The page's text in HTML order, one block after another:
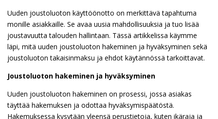
Uuden joustoluoton käyttöönotto on merkittävä tapahtuma
monille asiakkaille. Se avaa uusia mahdollisuuksia ja tuo lisää
joustavuutta talouden hallintaan. Tässä artikkelissa käymme
läpi, mitä uuden joustoluoton hakeminen ja hyväksyminen sekä
joustoluoton takaisinmaksu ja ehdot käytännössä tarkoittavat.
Joustoluoton hakeminen ja hyväksyminen
Uuden joustoluoton hakeminen on prosessi, jossa asiakas
täyttää hakemuksen ja odottaa hyväksymispäätöstä.
Hakemuksessa kysytään yleensä perustietoja, kuten ikäraja ja